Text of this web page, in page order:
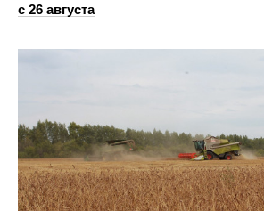
с 26 августа